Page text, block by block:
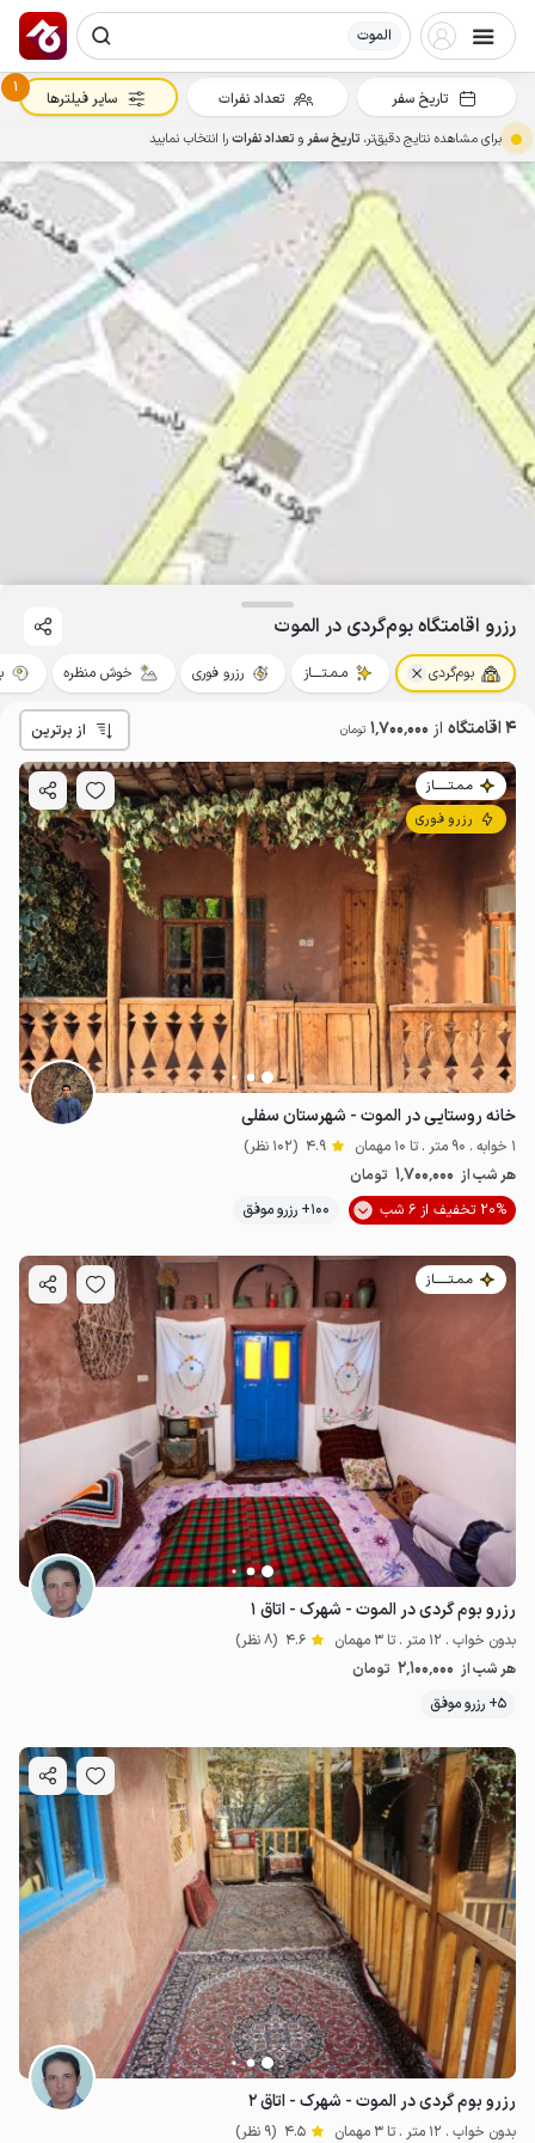
الموت
1.7میلیون ت 4.9
رزرو اقامتگاه بوم‌گردی در الموت
بوم‌گردی مـمـتــــاز رزرو فوری خوش منظره
4 اقامتگاه از 1٬700٬000 تومان از برترین
مـمـتــــــاز
رزرو فوری
خانه روستایی در الموت - شهرستان سفلی
1 خوابه . 90 متر . تا 10 مهمان 4.9 (102 نظر)
هر شب از 1٬700٬000 تومان
20% تخفیف از 6 شب
100+ رزرو موفق
مـمـتــــــاز
رزرو بوم گردی در الموت - شهرک - اتاق ۱
بدون خواب . 12 متر . تا 3 مهمان 4.6 (8 نظر)
هر شب از 2٬100٬000 تومان
5+ رزرو موفق
رزرو بوم گردی در الموت - شهرک - اتاق ۲
بدون خواب . 12 متر . تا 3 مهمان 4.5 (9 نظر)
تاریخ سفر تعداد نفرات
1
سایر فیلترها
برای مشاهده نتایج دقیق‌تر، تاریخ سفرو تعداد نفراترا انتخاب نمایید